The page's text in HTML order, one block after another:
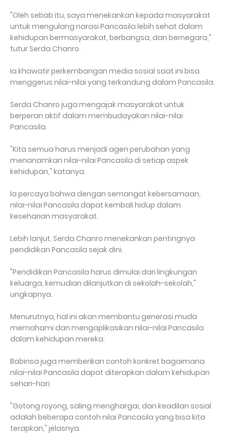
"Oleh sebab itu, saya menekankan kepada masyarakat
untuk mengulang narasi Pancasila lebih sehat dalam
kehidupan bermasyarakat, berbangsa, dan bernegara,"
tutur Serda Chanro.
Ia khawatir perkembangan media sosial saat ini bisa
menggerus nilai-nilai yang terkandung dalam Pancasila.
Serda Chanro juga mengajak masyarakat untuk
berperan aktif dalam membudayakan nilai-nilai
Pancasila.
"Kita semua harus menjadi agen perubahan yang
menanamkan nilai-nilai Pancasila di setiap aspek
kehidupan," katanya.
Ia percaya bahwa dengan semangat kebersamaan,
nilai-nilai Pancasila dapat kembali hidup dalam
keseharian masyarakat.
Lebih lanjut, Serda Chanro menekankan pentingnya
pendidikan Pancasila sejak dini.
"Pendidikan Pancasila harus dimulai dari lingkungan
keluarga, kemudian dilanjutkan di sekolah-sekolah,"
ungkapnya.
Menurutnya, hal ini akan membantu generasi muda
memahami dan mengaplikasikan nilai-nilai Pancasila
dalam kehidupan mereka.
Babinsa juga memberikan contoh konkret bagaimana
nilai-nilai Pancasila dapat diterapkan dalam kehidupan
sehari-hari.
"Gotong royong, saling menghargai, dan keadilan sosial
adalah beberapa contoh nilai Pancasila yang bisa kita
terapkan," jelasnya.